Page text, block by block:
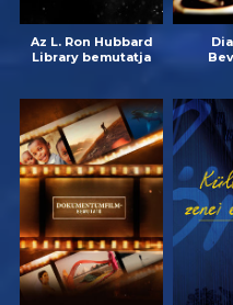
Az L. Ron Hubbard
Library bemutatja